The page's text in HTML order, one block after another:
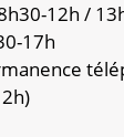
12h /
17h